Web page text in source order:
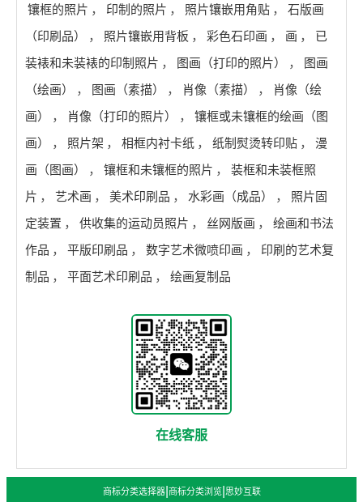
镶框的照片 ， 印制的照片 ， 照片镶嵌用角贴 ，
石版画
（印刷品）
， 照片镶嵌用背板 ， 彩色石印画 ， 画 ，
已
装裱和未装裱的印制照片 ， 图画（打印的照片） ，
图画
（绘画）
， 图画（素描） ， 肖像（素描） ，
肖像（绘
画）
， 肖像（打印的照片） ，
镶框或未镶框的绘画（图
画）
， 照片架 ， 相框内衬卡纸 ， 纸制熨烫转印贴 ，
漫
画（图画）
， 镶框和未镶框的照片 ，
装框和未装框照
片 ， 艺术画 ， 美术印刷品 ， 水彩画（成品） ，
照片固
定装置 ， 供收集的运动员照片 ， 丝网版画 ，
绘画和书法
作品 ， 平版印刷品 ， 数字艺术微喷印画 ，
印刷的艺术复
制品 ， 平面艺术印刷品 ， 绘画复制品
在线客服
商标分类选择器| 商标分类浏览| 思妙互联